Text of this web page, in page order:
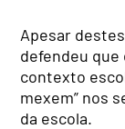
Apesar
defendeu
contexto
mexem” nos
da escola.